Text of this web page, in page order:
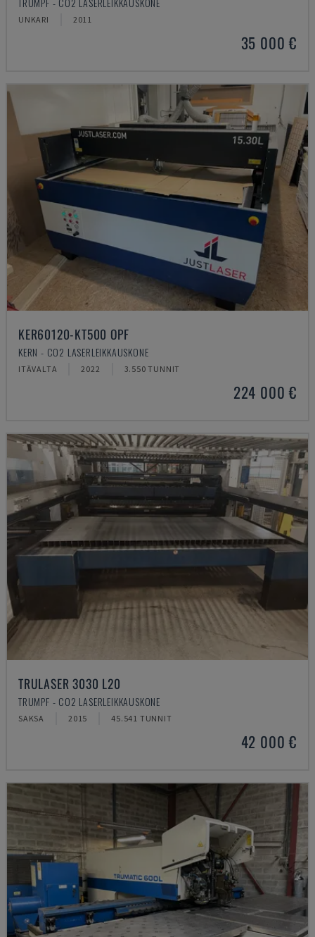
UNKARI 2011
35 000 €
KER60120-KT500 OPF
KERN - CO2 LASERLEIKKAUSKONE
ITÄVALTA 2022 3.550 TUNNIT
224 000 €
TRULASER 3030 L20
TRUMPF - CO2 LASERLEIKKAUSKONE
SAKSA 2015 45.541 TUNNIT
42 000 €